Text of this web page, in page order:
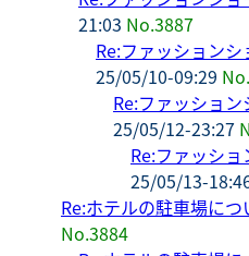
21:03 No.3887
Re:ファッション
25/05/10-09:29
Re:ファッショ
25/05/12-23:27
Re:ファッシ
25/05/13-
Re:ホテルの駐車場につ
No.3884